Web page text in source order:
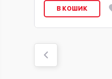
В КОШИК